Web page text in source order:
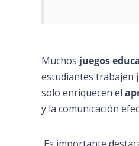
Muchos juegos
estudiantes trabajen
solo enriquecen el
y la comunicación